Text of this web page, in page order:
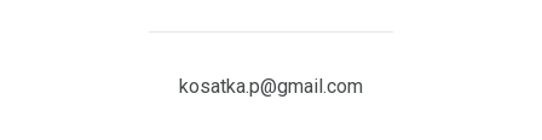
kosatka.p@gmail.com